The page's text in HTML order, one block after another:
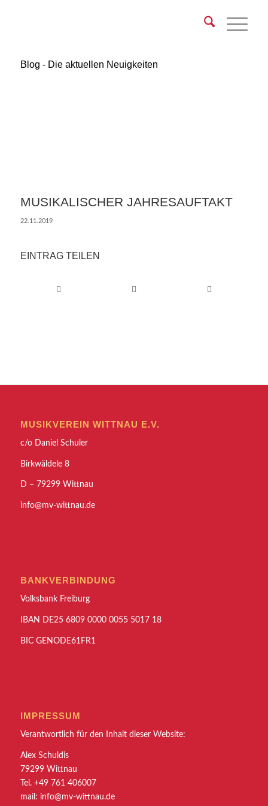
Blog - Die aktuellen Neuigkeiten
MUSIKALISCHER JAHRESAUFTAKT
22.11.2019
EINTRAG TEILEN
MUSIKVEREIN WITTNAU E.V.
c/o Daniel Schuler
Birkwäldele 8
D – 79299 Wittnau
info@mv-wittnau.de
BANKVERBINDUNG
Volksbank Freiburg
IBAN DE25 6809 0000 0055 5017 18
BIC GENODE61FR1
IMPRESSUM
Verantwortlich für den Inhalt dieser Website:
Alex Schuldis
79299 Wittnau
Tel. +49 761 406007
mail: info@mv-wittnau.de